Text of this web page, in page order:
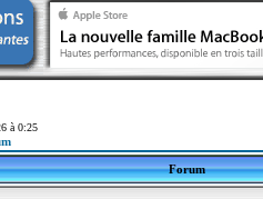
à 0:25
Forum